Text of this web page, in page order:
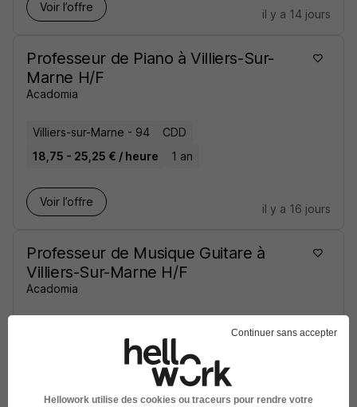
Voir l’offre
il y a 14 jours
Professeur de Piano à Villiers-Sur-
Marne H/F
Acadomia
Villiers-sur-Marne - 94
CDD
18,75 - 25,25 € / heure
1 an
Voir l’offre
il y a 16 jours
Professeur de Musique Guitare à
Villiers-Sur-Marne H/F
Acadomia
18,75 - 25,25 € / heure
1 an
Voir l’offre
il y a 16 jours
Continuer sans accepter
Hellowork utilise des cookies ou traceurs pour rendre votre